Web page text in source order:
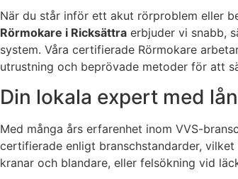
När du står inför ett akut rörproblem eller
Rörmokare i Ricksättra erbjuder vi snabb,
system. Våra certifierade Rörmokare
utrustning och beprövade metoder för att
Din lokala expert med
Med många års erfarenhet inom VVS-
certifierade enligt branschstandarder,
kranar och blandare, eller felsökning vid